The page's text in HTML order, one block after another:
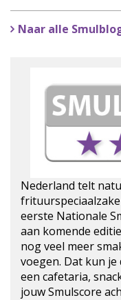
Naar alle
Nederland telt
eerste Nationale
aan komende
nog veel meer
voegen. Dat kun
een cafetaria,
jouw Smulscore